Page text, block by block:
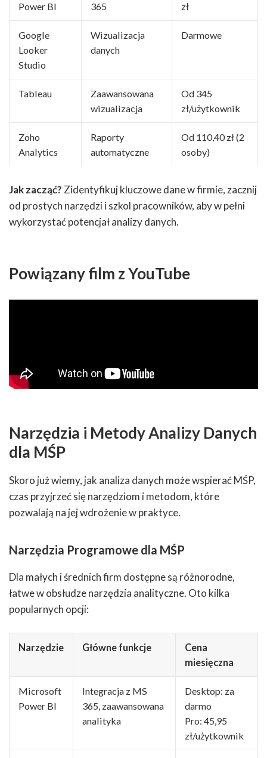
Power BI
365
zł
Google
Looker
Studio
Wizualizacja
danych
Darmowe
Tableau
Zaawansowana
wizualizacja
Od 345
zł/użytkownik
Zoho
Analytics
Raporty
automatyczne
Od 110,40 zł (2
osoby)
Jak zacząć? Zidentyfikuj kluczowe dane w firmie, zacznij
od prostych narzędzi i szkol pracowników, aby w pełni
wykorzystać potencjał analizy danych.
Powiązany film z YouTube
Narzędzia i Metody Analizy Danych
dla MŚP
Skoro już wiemy, jak analiza danych może wspierać MŚP,
czas przyjrzeć się narzędziom i metodom, które
pozwalają na jej wdrożenie w praktyce.
Narzędzia Programowe dla MŚP
Dla małych i średnich firm dostępne są różnorodne,
łatwe w obsłudze narzędzia analityczne. Oto kilka
popularnych opcji:
Narzędzie Główne funkcje
Cena
miesięczna
Microsoft
Power BI
Integracja z MS
365, zaawansowana
analityka
Desktop: za
darmo
Pro: 45,95
zł/użytkownik